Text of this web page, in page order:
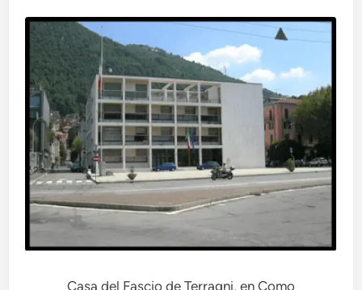
Casa del Fascio de Terragni, en Como